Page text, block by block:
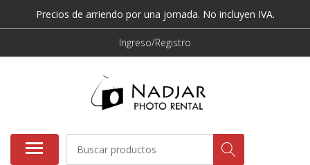
Precios de arriendo por una jornada. No incluyen IVA.
Ingreso/Registro